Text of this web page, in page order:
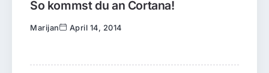
So kommst du an Cortana!
Marijan April 14, 2014